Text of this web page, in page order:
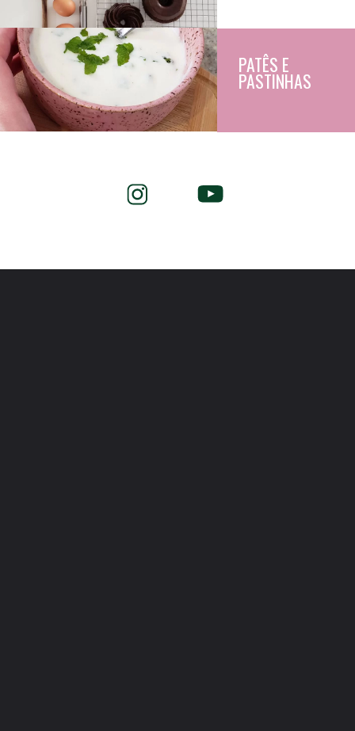
PATÊS E
PASTINHAS